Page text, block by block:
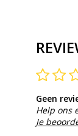
Geen
Help ons
Je